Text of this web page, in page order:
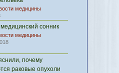
медицины
сонник
медицины
почему
раковые опухоли